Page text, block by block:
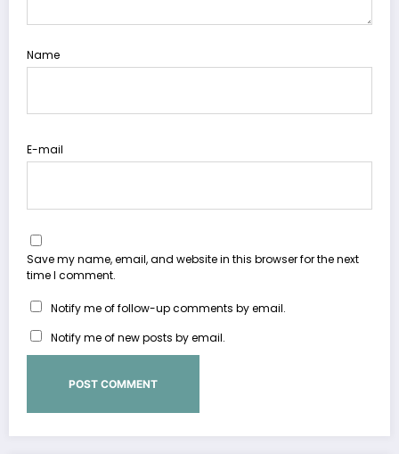
Name
E-mail
Save my name, email, and website in this browser for the next
time I comment.
Notify me of follow-up comments by email.
Notify me of new posts by email.